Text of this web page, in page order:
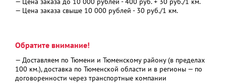
— Цена заказа свыше 10 000 рублей - 30 руб./1 км.
Обратите внимание!
— Доставляем по Тюмени и Тюменскому району (в пределах
100 км.), доставка по Тюменской области и в регионы — по
договоренности через транспортные компании